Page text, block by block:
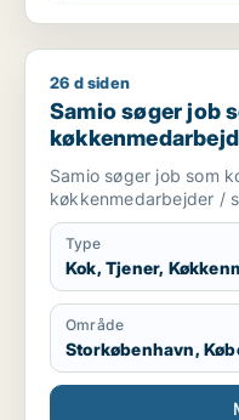
Samio søger job som
26 d siden
Samio søger job
cafémedarbejder
Samio søger job som
køkkenmedarbejder /
Type
Kok, Tjener,
Område
Storkøbenhavn,